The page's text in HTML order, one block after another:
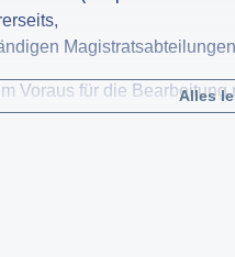
Voraus für die Bearbeitung
Alles